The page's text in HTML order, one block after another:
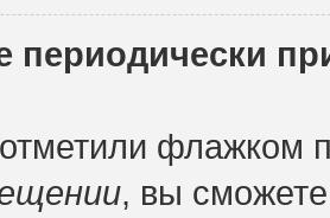
периодически
флажком
, вы